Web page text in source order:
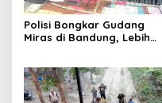
Polisi Bongkar Gudang
Miras di Bandung, Lebih